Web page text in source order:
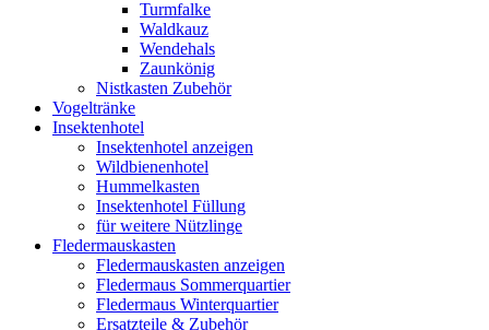
Turmfalke
Waldkauz
Wendehals
Zaunkönig
Nistkasten Zubehör
Vogeltränke
Insektenhotel
Insektenhotel anzeigen
Wildbienenhotel
Hummelkasten
Insektenhotel Füllung
für weitere Nützlinge
Fledermauskasten
Fledermauskasten anzeigen
Fledermaus Sommerquartier
Fledermaus Winterquartier
Ersatzteile & Zubehör